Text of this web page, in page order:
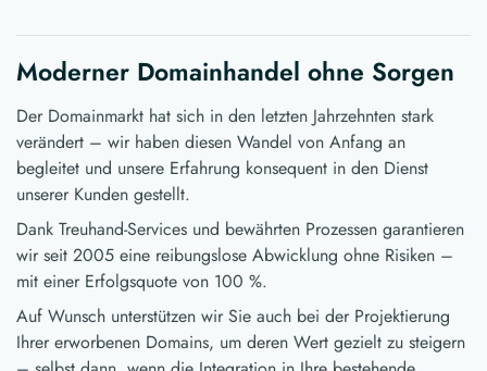
Moderner Domainhandel ohne Sorgen
Der Domainmarkt hat sich in den letzten Jahrzehnten stark
verändert – wir haben diesen Wandel von Anfang an
begleitet und unsere Erfahrung konsequent in den Dienst
unserer Kunden gestellt.
Dank Treuhand-Services und bewährten Prozessen garantieren
wir seit 2005 eine reibungslose Abwicklung ohne Risiken –
mit einer Erfolgsquote von 100 %.
Auf Wunsch unterstützen wir Sie auch bei der Projektierung
Ihrer erworbenen Domains, um deren Wert gezielt zu steigern